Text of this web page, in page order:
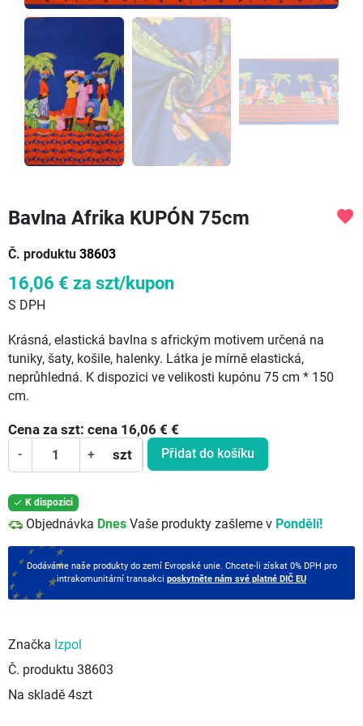
Bavlna Afrika KUPÓN 75cm
Č. produktu 38603
favorite
16,06 € za szt/kupon
S DPH
Krásná, elastická bavlna s africkým motivem určená na
tuniky, šaty, košile, halenky. Látka je mírně elastická,
neprůhledná. K dispozici ve velikosti kupónu 75 cm * 150
cm.
Cena za szt: cena 16,06 € €
- + szt Přidat do košíku
 K dispozici
Objednávka Dnes Vaše produkty zašleme v Pondělí!
Dodáváme naše produkty do zemí Evropské unie. Chcete-li získat 0% DPH pro
intrakomunitární transakci poskytněte nám své platné DIČ EU
Značka Izpol
Č. produktu 38603
Na skladě 4szt